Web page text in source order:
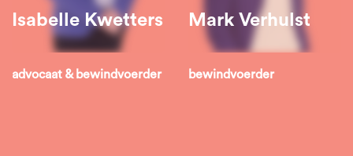
Isabelle Kwetters
advocaat & bewindvoerder
Mark Verhulst
bewindvoerder